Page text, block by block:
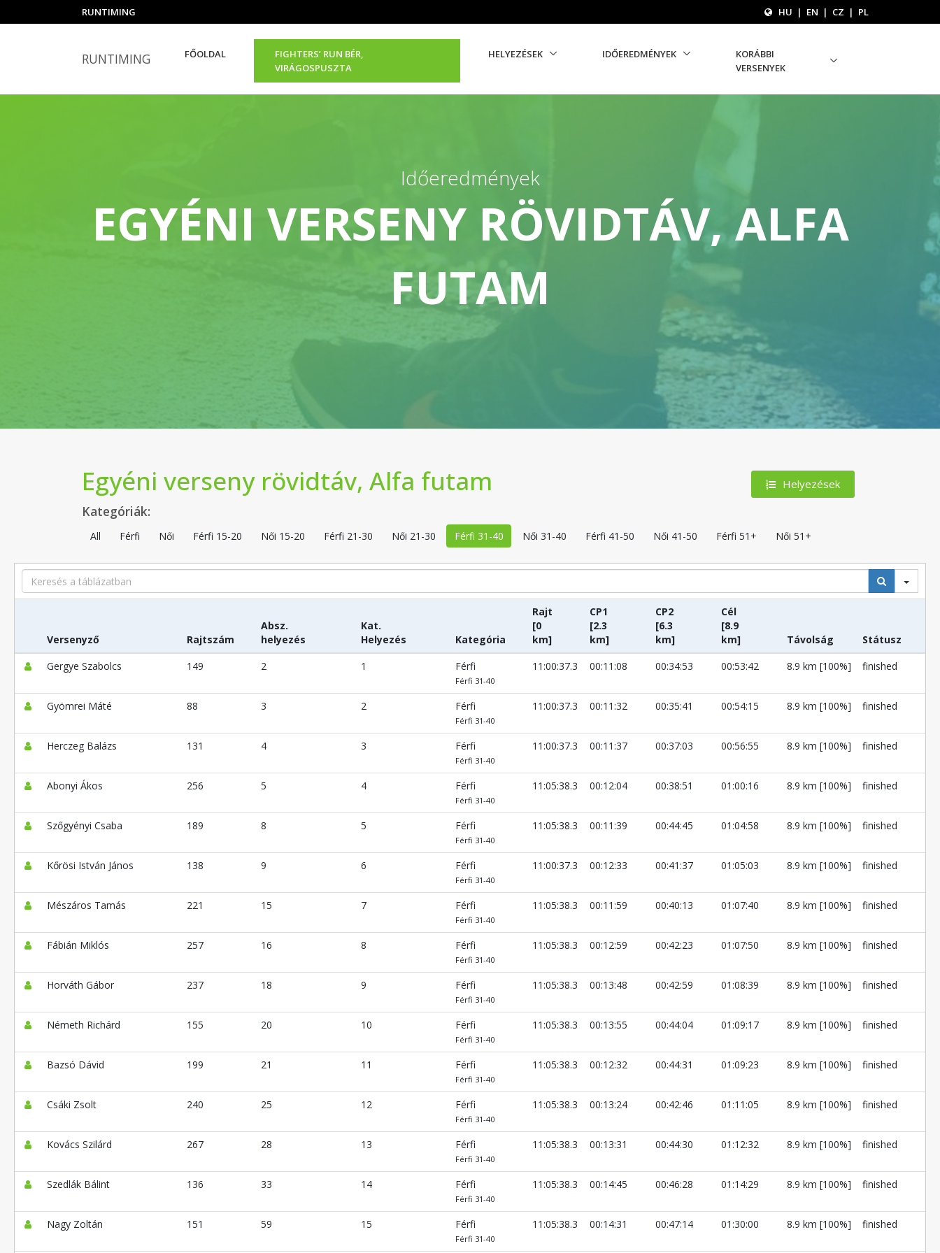
RUNTIMING HU | EN | CZ | PL
RUNTIMING FŐOLDAL
FIGHTERS’ RUN BÉR,
VIRÁGOSPUSZTA
HELYEZÉSEK IDŐEREDMÉNYEK
KORÁBBI
VERSENYEK
Időeredmények
EGYÉNI VERSENY RÖVIDTÁV, ALFA
FUTAM
Helyezések
Egyéni verseny rövidtáv, Alfa futam
Kategóriák:
All Férfi Női Férfi 15-20 Női 15-20 Férfi 21-30 Női 21-30 Férfi 31-40 Női 31-40 Férfi 41-50 Női 41-50 Férfi 51+ Női 51+
Search
Versenyző Rajtszám
Absz.
helyezés
Kat.
Helyezés
Kategória
Rajt
[0
km]
CP1
[2.3
km]
CP2
[6.3
km]
Cél
[8.9
km]
Távolság
Státusz
Gergye Szabolcs
149 2 1 Férfi
Férfi 31-40
11:00:37.3 00:11:08 00:34:53 00:53:42 8.9 km [100%] finished
Gyömrei Máté 88 3 2 Férfi
Férfi 31-40
11:00:37.3 00:11:32 00:35:41 00:54:15 8.9 km [100%] finished
Herczeg Balázs 131 4 3 Férfi
Férfi 31-40
11:00:37.3 00:11:37 00:37:03 00:56:55 8.9 km [100%] finished
Abonyi Ákos 256 5 4 Férfi
Férfi 31-40
11:05:38.3 00:12:04 00:38:51 01:00:16 8.9 km [100%] finished
Szőgyényi Csaba 189 8 5 Férfi
Férfi 31-40
11:05:38.3 00:11:39 00:44:45 01:04:58 8.9 km [100%] finished
Kőrösi István János 138 9 6 Férfi
Férfi 31-40
11:00:37.3 00:12:33 00:41:37 01:05:03 8.9 km [100%] finished
Mészáros Tamás 221 15 7 Férfi
Férfi 31-40
11:05:38.3 00:11:59 00:40:13 01:07:40 8.9 km [100%] finished
Fábián Miklós 257 16 8 Férfi
Férfi 31-40
11:05:38.3 00:12:59 00:42:23 01:07:50 8.9 km [100%] finished
Horváth Gábor 237 18 9 Férfi
Férfi 31-40
11:05:38.3 00:13:48 00:42:59 01:08:39 8.9 km [100%] finished
Németh Richárd 155 20 10 Férfi
Férfi 31-40
11:05:38.3 00:13:55 00:44:04 01:09:17 8.9 km [100%] finished
Bazsó Dávid 199 21 11 Férfi
Férfi 31-40
11:05:38.3 00:12:32 00:44:31 01:09:23 8.9 km [100%] finished
Csáki Zsolt 240 25 12 Férfi
Férfi 31-40
11:05:38.3 00:13:24 00:42:46 01:11:05 8.9 km [100%] finished
Kovács Szilárd 267 28 13 Férfi
Férfi 31-40
11:05:38.3 00:13:31 00:44:30 01:12:32 8.9 km [100%] finished
Szedlák Bálint 136 33 14 Férfi
Férfi 31-40
11:05:38.3 00:14:45 00:46:28 01:14:29 8.9 km [100%] finished
Nagy Zoltán 151 59 15 Férfi
Férfi 31-40
11:05:38.3 00:14:31 00:47:14 01:30:00 8.9 km [100%] finished